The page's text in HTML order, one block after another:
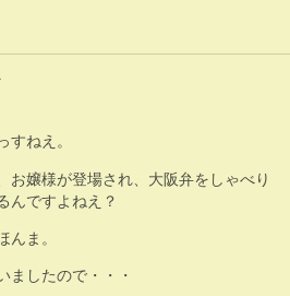
すねえ。
お嬢様が登場され、大阪弁をしゃべり
んですよねえ？
ま。
ましたので・・・